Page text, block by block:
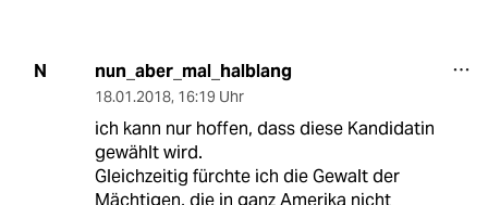
N nun_aber_mal_halblang
18.01.2018, 16:19 Uhr
ich kann nur hoffen, dass diese Kandidatin
gewählt wird.
Gleichzeitig fürchte ich die Gewalt der
Mächtigen, die in ganz Amerika nicht